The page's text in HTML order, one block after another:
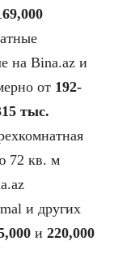
на Bina.az и
от 192-
тыс.
72 кв. м
и других
и 220,000